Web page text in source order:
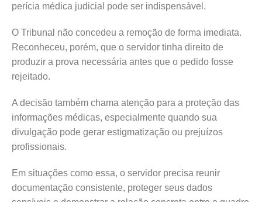
perícia médica judicial pode ser indispensável.
O Tribunal não concedeu a remoção de forma imediata.
Reconheceu, porém, que o servidor tinha direito de
produzir a prova necessária antes que o pedido fosse
rejeitado.
A decisão também chama atenção para a proteção das
informações médicas, especialmente quando sua
divulgação pode gerar estigmatização ou prejuízos
profissionais.
Em situações como essa, o servidor precisa reunir
documentação consistente, proteger seus dados